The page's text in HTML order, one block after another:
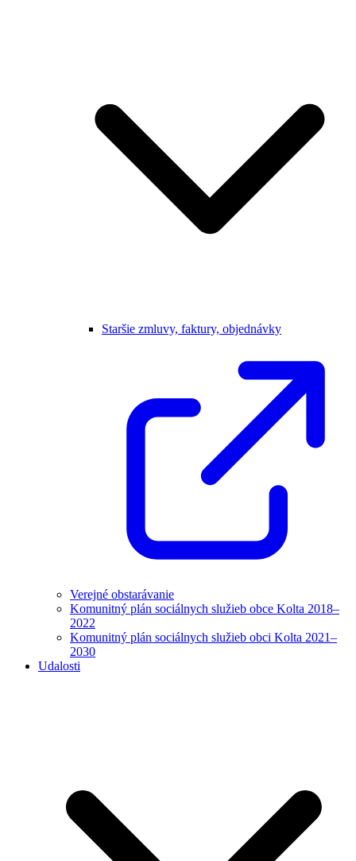
Staršie zmluvy, faktury, objednávky
Verejné obstarávanie
Komunitný plán sociálnych služieb obce Kolta 2018–
2022
Komunitný plán sociálnych služieb obci Kolta 2021–
2030
Udalosti